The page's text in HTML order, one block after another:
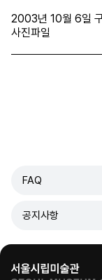
2003년 10월 6일
사진파일
FAQ
공지사항